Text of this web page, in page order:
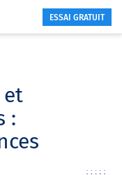
ESSAI GRATUIT
et
: